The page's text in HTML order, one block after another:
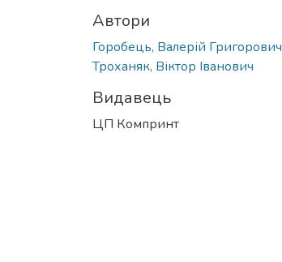
Автори
Горобець, Валерій Григорович
Троханяк, Віктор Іванович
Видавець
ЦП Компринт